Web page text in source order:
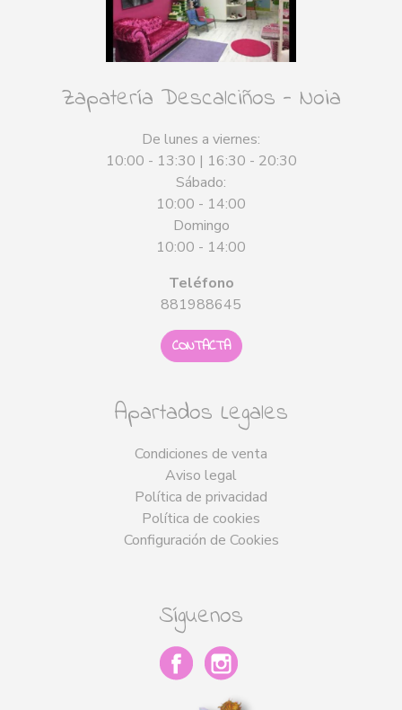
Zapatería Descalciños - Noia
De lunes a viernes:
10:00 - 13:30 | 16:30 - 20:30
Sábado:
10:00 - 14:00
Domingo
10:00 - 14:00
Teléfono
881988645
CONTACTA
Apartados Legales
Condiciones de venta
Aviso legal
Política de privacidad
Política de cookies
Configuración de Cookies
Síguenos